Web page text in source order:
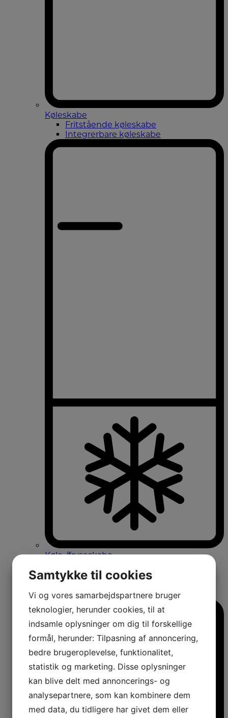
Køleskabe
Fritstående køleskabe
Integrerbare køleskabe
Køle-/fryseskabe
Integrerbare køle-/fryseskabe
Amerikanerkøleskabe
Samtykke til cookies
Vi og vores samarbejdspartnere bruger
teknologier, herunder cookies, til at
indsamle oplysninger om dig til forskellige
formål, herunder: Tilpasning af annoncering,
bedre brugeroplevelse, funktionalitet,
statistik og marketing. Disse oplysninger
kan blive delt med annoncerings- og
analysepartnere, som kan kombinere dem
med data, du tidligere har givet dem eller